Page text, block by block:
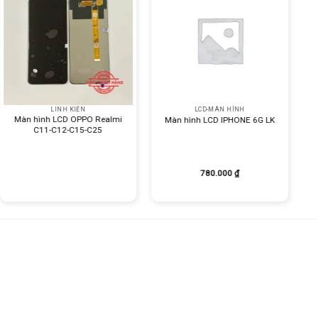
nét, độ
mọi
trong
LINH KIỆN
Màn hình LCD OPPO Realmi
C11-C12-C15-C25
LCD-MÀN HÌNH
Màn hình LCD IPHONE 6G LK
780.000 ₫